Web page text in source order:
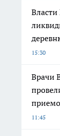
Власти
15:30
Врачи
11:45